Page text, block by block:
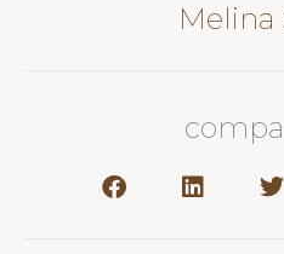
Melina